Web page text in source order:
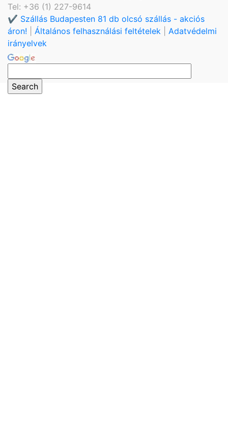
Tel: +36 (1) 227-9614
✔️ Szállás Budapesten 81 db olcsó szállás - akciós
áron!
Általános felhasználási feltételek
Adatvédelmi
irányelvek